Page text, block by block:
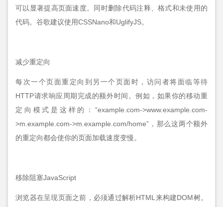
可以显著提高页面速度。同时删除代码注释、格式和未使用的
代码。谷歌建议使用CSSNano和UglifyJS。
减少重定向
每次一个页面重定向到另一个页面时，访问者将面临等待
HTTP请求响应周期完成的额外时间。例如，如果你的移动重
定向模式是这样的：“example.com->www.example.com-
>m.example.com->m.example.com/home”，那么这两个额外
的重定向都会使你的页面加载速度变慢。
移除阻塞JavaScript
浏览器在呈现页面之前，必须通过解析HTML来构建DOM树。